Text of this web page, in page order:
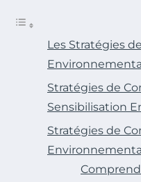
Les Stratégies
Stratégies de
Sensibilisation
Stratégies de